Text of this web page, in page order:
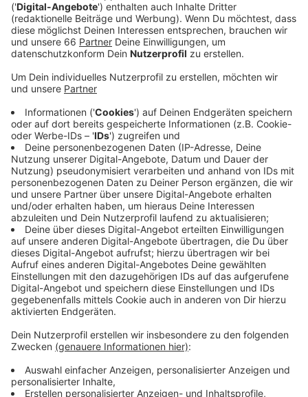
Anzeige
Viele Termine bei der Stadt können wir zwar schon
den Bürgerbüros in Bilk und Oberkassel testet die
Stadt aber aktuell ein neues Buchungssystem. Damit
sollen die Wartezeiten deutlich kürzer werden, heißt
es von der Stadt. In den nächsten Monaten sollen wir
das neue System in allen Bürgerbüros in Düsseldorf
nutzen können. Auch wer heiraten möchte, kann den
Wunschtermin seit Februar online im digitalen
Traukalender auswählen. Das Angebot wird sehr gut
angenommen, bestätigt die Stadt. Bis auf wenige
Ausnahmen buchen mittlerweile alle Paare ihre
Termine online.
Anzeige
Anzeige